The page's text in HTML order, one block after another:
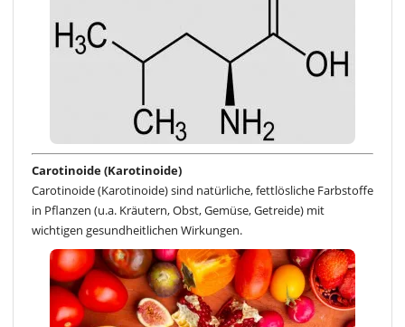
Carotinoide (Karotinoide)
Carotinoide (Karotinoide) sind natürliche, fettlösliche Farbstoffe
in Pflanzen (u.a. Kräutern, Obst, Gemüse, Getreide) mit
wichtigen gesundheitlichen Wirkungen.